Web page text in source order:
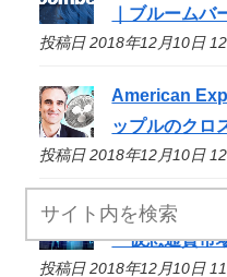
｜ブルームバ
投稿日 2018年12月10日
American
ップルのクロ
投稿日 2018年12月10日
中国人民銀行
「仮想通貨市
投稿日 2018年12月10日